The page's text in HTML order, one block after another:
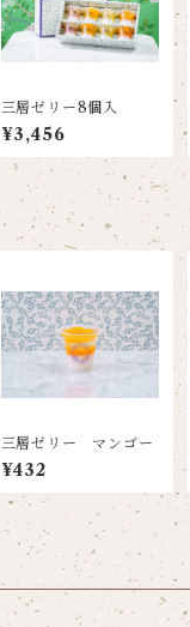
三層ゼリー8個入
¥3,456
三層ゼリー マンゴー
¥432